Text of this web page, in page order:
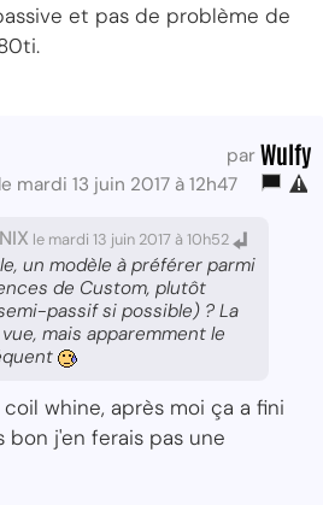
et pas de problème de
par Wulfy
le mardi 13 juin 2017 à 12h47
le mardi 13 juin 2017 à 10h52
un modèle à préférer parmi
de Custom, plutôt
passif si possible) ? La
mais apparemment le
whine, après moi ça a fini
bon j'en ferais pas une